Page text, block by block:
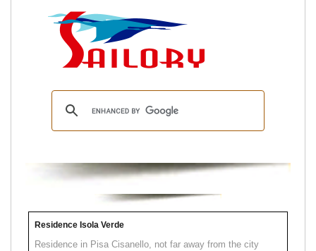
Residence Isola Verde
Residence in Pisa Cisanello, not far away from the city